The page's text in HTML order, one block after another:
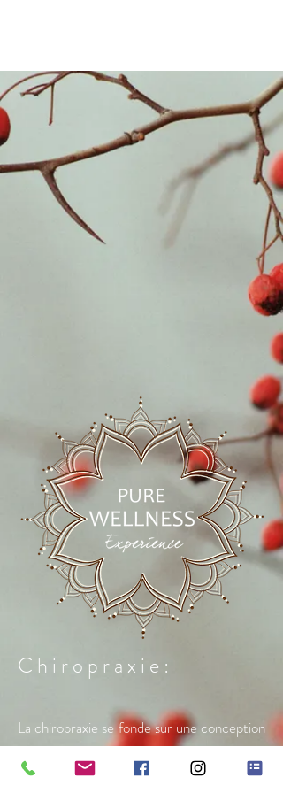
C h i r o p r a x i e :
La chiropraxie se fonde sur une conception
globale du fonctionnement de l’organisme